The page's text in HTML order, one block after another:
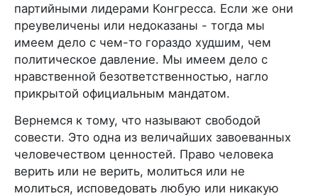
партийными лидерами Конгресса. Если же они
преувеличены или недоказаны - тогда мы
имеем дело с чем-то гораздо худшим, чем
политическое давление. Мы имеем дело с
нравственной безответственностью, нагло
прикрытой официальным мандатом.
Вернемся к тому, что называют свободой
совести. Это одна из величайших завоеванных
человечеством ценностей. Право человека
верить или не верить, молиться или не
молиться, исповедовать любую или никакую